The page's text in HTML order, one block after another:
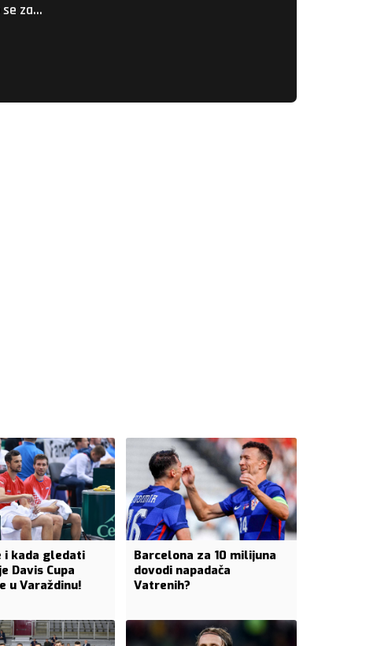
se za…
i kada gledati
Davis Cupa
u Varaždinu!
Barcelona za 10 milijuna
dovodi napadača
Vatrenih?